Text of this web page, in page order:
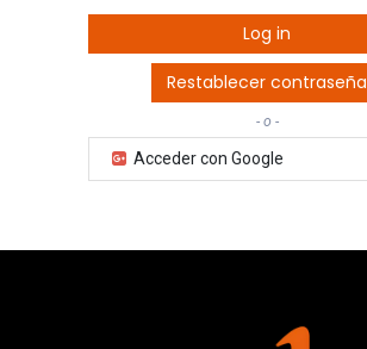
Log in
Restablecer contraseña
- o -
Acceder con Google